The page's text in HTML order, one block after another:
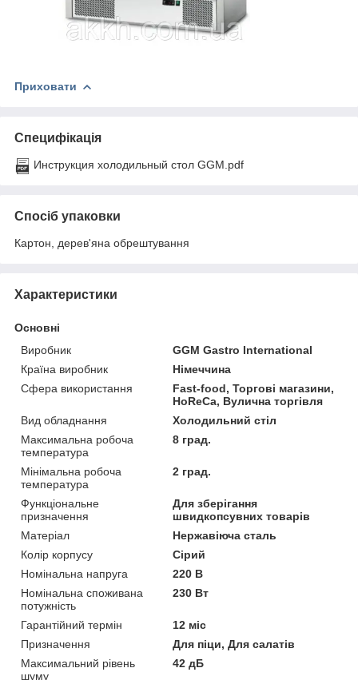
Приховати
Специфікація
Инструкция холодильный стол GGM.pdf
Спосіб упаковки
Картон, дерев'яна обрештування
Характеристики
Основні
Виробник
GGM Gastro International
Країна виробник
Німеччина
Сфера використання
Fast-food, Торгові магазини,
HoReCa, Вулична торгівля
Вид обладнання
Холодильний стіл
Максимальна робоча
температура
8 град.
Мінімальна робоча
температура
2 град.
Функціональне
призначення
Для зберігання
швидкопсувних товарів
Матеріал
Нержавіюча сталь
Колір корпусу
Сірий
Номінальна напруга
220 В
Номінальна споживана
потужність
230 Вт
Гарантійний термін
12 міс
Призначення
Для піци, Для салатів
Максимальний рівень
шуму
42 дБ